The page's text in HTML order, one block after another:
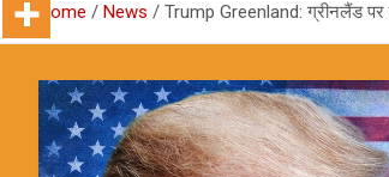
Home News Trump Greenland: ग्रीनलैंड पर